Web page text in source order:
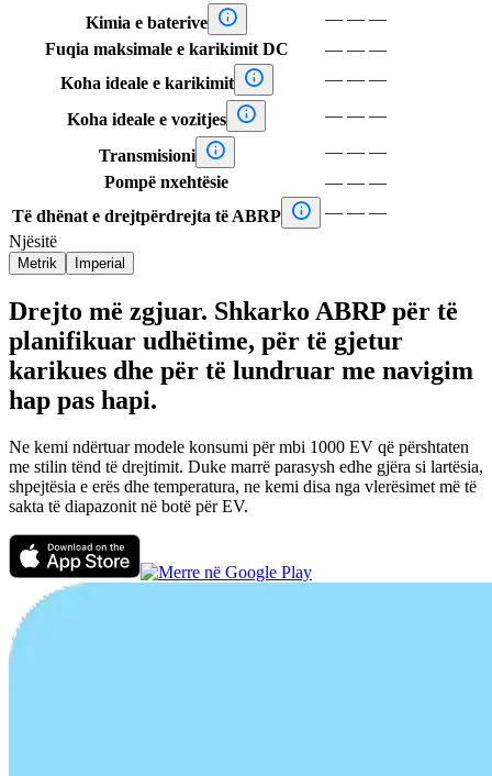
Kimia e baterive  — — —
Fuqia maksimale e karikimit DC
— — —
Koha ideale e karikimit
 — — —
Koha ideale e vozitjes  — — —
Transmisioni  — — —
Pompë nxehtësie
— — —
Të dhënat e drejtpërdrejta të ABRP  — — —
Njësitë
Metrik Imperial
Drejto më zgjuar. Shkarko ABRP për të
planifikuar udhëtime, për të gjetur
karikues dhe për të lundruar me navigim
hap pas hapi.
Ne kemi ndërtuar modele konsumi për mbi 1000 EV që përshtaten
me stilin tënd të drejtimit. Duke marrë parasysh edhe gjëra si lartësia,
shpejtësia e erës dhe temperatura, ne kemi disa nga vlerësimet më të
sakta të diapazonit në botë për EV.